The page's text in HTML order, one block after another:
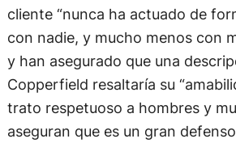
cliente “nunca ha actuado de
con nadie, y mucho menos con
y han asegurado que una
Copperfield resaltaría su
trato respetuoso a hombres y
aseguran que es un gran